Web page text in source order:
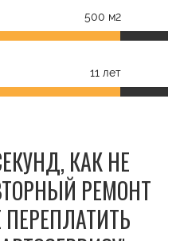
500 м2
11 лет
КАК НЕ
РЕМОНТ